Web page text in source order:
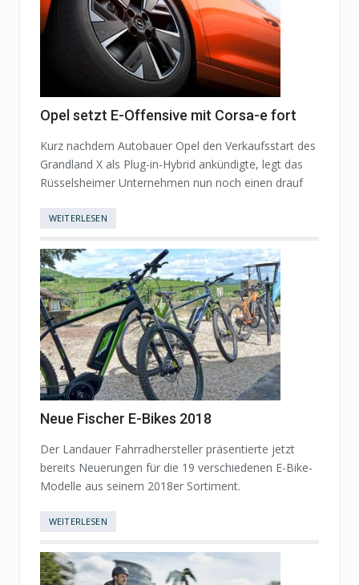
Opel setzt E-Offensive mit Corsa-e fort
Kurz nachdem Autobauer Opel den Verkaufsstart des
Grandland X als Plug-in-Hybrid ankündigte, legt das
Rüsselsheimer Unternehmen nun noch einen drauf
WEITERLESEN
Neue Fischer E-Bikes 2018
Der Landauer Fahrradhersteller präsentierte jetzt
bereits Neuerungen für die 19 verschiedenen E-Bike-
Modelle aus seinem 2018er Sortiment.
WEITERLESEN